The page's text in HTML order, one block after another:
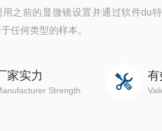
之前的显微镜设置并通过软件du
任何类型的样本。
家实力
Strength
有